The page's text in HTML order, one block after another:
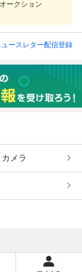
ークション
ュースレター配信登録
メラ